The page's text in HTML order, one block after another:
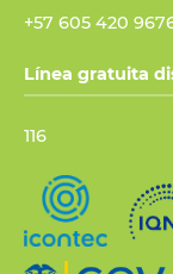
+57 605 420
Línea gratuita
116